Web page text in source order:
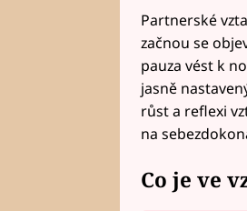
Partnerské
začnou se
pauza vést k
jasně
růst a reflexi
na
Co je ve